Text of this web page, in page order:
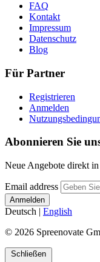
FAQ
Kontakt
Impressum
Datenschutz
Blog
Für Partner
Registrieren
Anmelden
Abonnieren Sie
Neue Angebote direkt
Email address
Deutsch | English
© 2026 Spreenovate
Schließen